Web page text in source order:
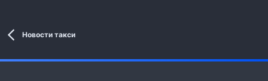
Новости такси